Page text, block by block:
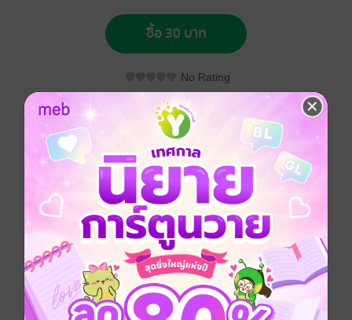
ซื้อ 30 บาท
No Rating
อยากได้ ซื้อเป็นของขวัญ ติดตาม แชร์
Bangkok Post วันพุธที่ 27 พฤษภาคม พ.ศ.2558
ประเภทไฟล์ pdf
วันที่วางขาย 26 พฤษภาคม 2558
ความยาว 54 หน้า